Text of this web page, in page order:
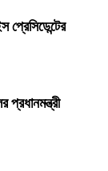
প্রেসিডেন্টের
প্রধানমন্ত্রী